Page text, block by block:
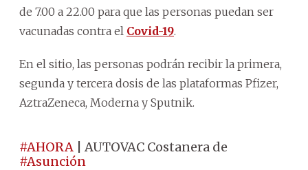
de 7.00 a 22.00 para que las personas puedan ser
vacunadas contra el Covid-19.
En el sitio, las personas podrán recibir la primera,
segunda y tercera dosis de las plataformas Pfizer,
AztraZeneca, Moderna y Sputnik.
#AHORA | AUTOVAC Costanera de
#Asunción